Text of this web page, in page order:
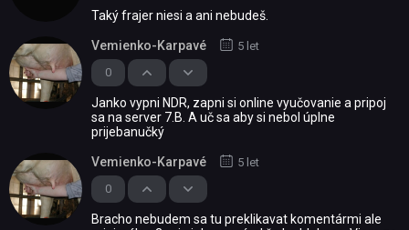
Taký frajer niesi a ani nebudeš.
0
Vemienko-Karpavé 5 let
Janko vypni NDR, zapni si online vyučovanie a pripoj
sa na server 7.B. A uč sa aby si nebol úplne
prijebanučký
0
Vemienko-Karpavé 5 let
Bracho nebudem sa tu preklikavat komentármi ale